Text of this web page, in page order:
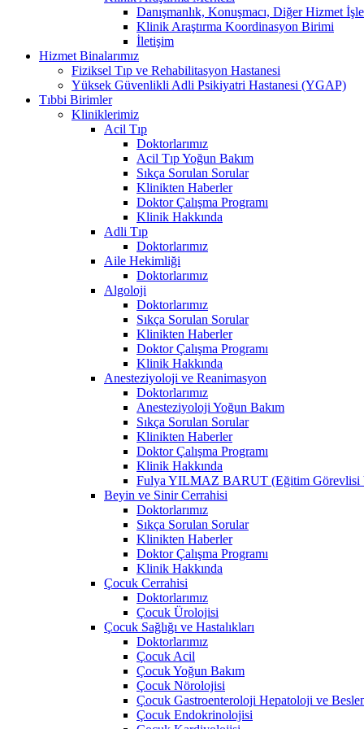
Danışmanlık, Konuşmacı, Diğer Hizmet
Klinik Araştırma Koordinasyon Birimi
İletişim
Hizmet Binalarımız
Fiziksel Tıp ve Rehabilitasyon Hastanesi
Yüksek Güvenlikli Adli Psikiyatri Hastanesi (YGAP)
Tıbbi Birimler
Kliniklerimiz
Acil Tıp
Doktorlarımız
Acil Tıp Yoğun Bakım
Sıkça Sorulan Sorular
Klinikten Haberler
Doktor Çalışma Programı
Klinik Hakkında
Adli Tıp
Doktorlarımız
Aile Hekimliği
Doktorlarımız
Algoloji
Doktorlarımız
Sıkça Sorulan Sorular
Klinikten Haberler
Doktor Çalışma Programı
Klinik Hakkında
Anesteziyoloji ve Reanimasyon
Doktorlarımız
Anesteziyoloji Yoğun Bakım
Sıkça Sorulan Sorular
Klinikten Haberler
Doktor Çalışma Programı
Klinik Hakkında
Fulya YILMAZ BARUT (Eğitim Görevlisi
Beyin ve Sinir Cerrahisi
Doktorlarımız
Sıkça Sorulan Sorular
Klinikten Haberler
Doktor Çalışma Programı
Klinik Hakkında
Çocuk Cerrahisi
Doktorlarımız
Çocuk Ürolojisi
Çocuk Sağlığı ve Hastalıkları
Doktorlarımız
Çocuk Acil
Çocuk Yoğun Bakım
Çocuk Nörolojisi
Çocuk Gastroenteroloji Hepatoloji ve
Çocuk Endokrinolojisi